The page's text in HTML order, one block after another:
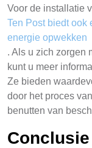
Voor de installatie
Ten Post biedt ook
energie opwekken
. Als u zich zorgen
kunt u meer
Ze bieden
door het proces
benutten van